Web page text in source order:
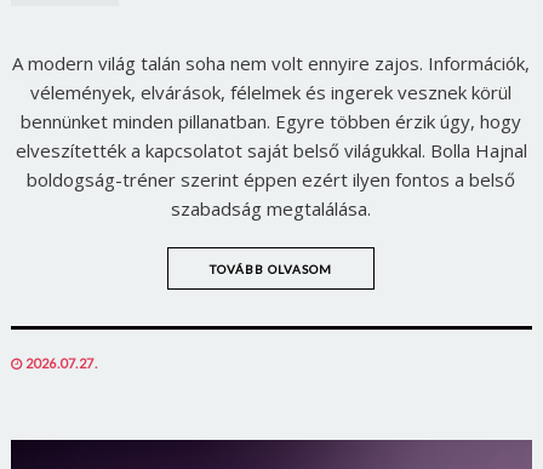
A modern világ talán soha nem volt ennyire zajos. Információk,
vélemények, elvárások, félelmek és ingerek vesznek körül
bennünket minden pillanatban. Egyre többen érzik úgy, hogy
elveszítették a kapcsolatot saját belső világukkal. Bolla Hajnal
boldogság-tréner szerint éppen ezért ilyen fontos a belső
szabadság megtalálása.
TOVÁBB OLVASOM
POSTED
2026.07.27.